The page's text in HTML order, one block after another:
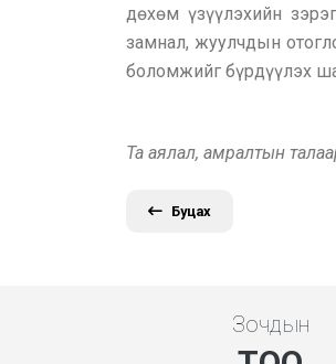
дөхөм үзүүлэхийн
замнал, жуулчдын
боломжийг бүрдүүлэх
Та аялал, амралтын
Буцах
Зочдын